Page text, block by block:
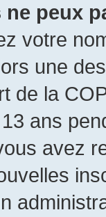
peux
votre
une
de la
ans
avez